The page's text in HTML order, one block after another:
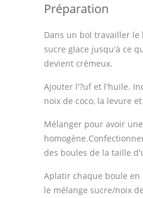
Préparation
Dans un bol travailler le
sucre glace jusqu'à ce
devient crémeux.
Ajouter l'?uf et l'huile.
noix de coco, la levure
Mélanger pour avoir
des boules de la taille
Aplatir chaque boule en
le mélange sucre/noix